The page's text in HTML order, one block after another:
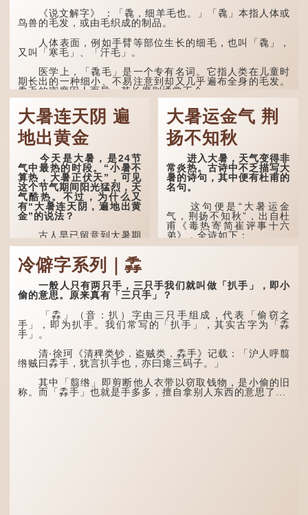
《说文解字》 ：「毳，细羊毛也。」「毳」本指人体或
鸟兽的毛发，或由毛织成的制品。
人体表面，例如手臂等部位生长的细毛，也叫「毳」，
又叫「寒毛」、「汗毛」。
医学上，「毳毛」是一个专有名词。它指人类在儿童时
期长出的一种细小、不易注意到却又几乎遍布全身的毛发。
毳毛的密度因人而异，其长度则通常不会...
大暑连天阴 遍
地出黄金
今天是大暑，是24节
气中最热的时段。“小暑不
算热，大暑正伏天”，可见
这个节气期间阳光猛烈，天
气酷热。不过，为什么又
有“大暑连天阴，遍地出黄
金”的说法？
古人早已留意到大暑期
间的气候规律。 《逸周书·
时训解》记载：「大暑之
日，腐草化为萤。又五日，
土润溽暑。又五日，大雨时
行。」意思是说，大暑时节
萤火虫出生，土地湿热，常
有大雨出现。
这段时期的雨水，对农
作物尤其重要。三伏天酷热
难耐，农作物不能缺水。若
连续几天降雨，泥土得以湿
润；雨过天晴后，烈日高
照...
大暑运金气 荆
扬不知秋
进入大暑，天气变得非
常炎热。古诗中不乏描写大
暑的诗句，其中便有杜甫的
名句。
这句便是“大暑运金
气，荆扬不知秋”，出自杜
甫《毒热寄简崔评事十六
弟》，全诗如下：
林下有塌翼，水中无行
舟。
五行当中“金”对应秋
季，代表凉爽肃杀之
气。“运”是“运行”，描写大
转。
“荆扬”指荆州（湖北）
和扬州（江苏），泛指长江
中下游地区，“...
冷僻字系列｜掱
一般人只有两只手，三只手我们就叫做「扒手」，即小
偷的意思。原来真有「三只手」？
「掱」（音：扒）字由三只手组成，代表「偷窃之
手」，即为扒手。我们常写的「扒手」，其实古字为「掱
手」。
清·徐珂《清稗类钞．盗贼类．掱手》记载：「沪人呼翦
绺贼曰掱手，犹言扒手也，亦曰瘪三码子。」
其中「翦绺」即剪断他人衣带以窃取钱物，是小偷的旧
称。而「掱手」也就是手多多，擅自拿别人东西的意思了...